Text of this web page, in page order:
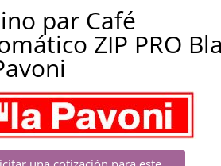
par Café
ZIP PRO